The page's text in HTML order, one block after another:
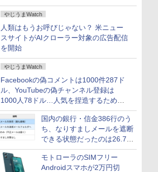
ストがロードバイクにちょう
どいい【ぼっち・ざ・ろー
ど！その14】
やじうまWatch
人類はもうお呼びじゃない？ 米ニュー
スサイトがAIクローラー対象の広告配信
を開始
やじうまWatch
Facebookの偽コメントは1000件287ド
ル、YouTubeの偽チャンネル登録は
1000人78ドル…人気を捏造するための
価格リストが公開中
国内の銀行・信金386行のう
ち、なりすましメールを遮断
できる状態だったのは26.7％
にとどまる～GMOブランド
セキュリティ調査
モトローラのSIMフリー
Androidスマホが2万円切